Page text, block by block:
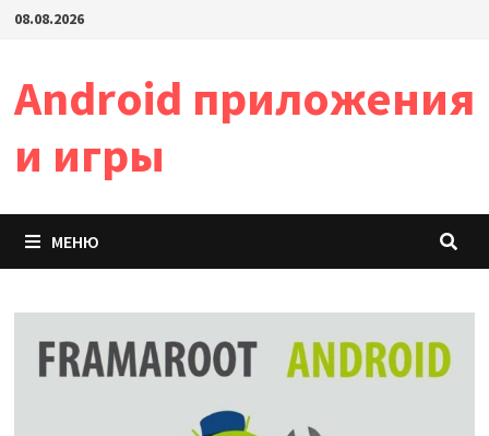
Перейти
08.08.2026
Android приложения
и игры
МЕНЮ